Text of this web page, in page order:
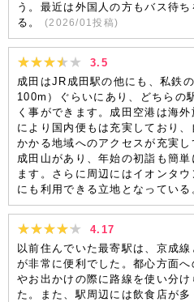
う。最近は外国人の方もバス待
る。
(2026/01投稿)
3.5
成田はJR成田駅の他にも、私鉄
100m）ぐらいにあり、どちらの
く事ができます。成田空港は海
により国内便もは充実しており
かかる地域へのアクセスが充実
成田山があり、年始の初詣も簡
ます。さらに周辺にはイオンタ
にも利用できる立地となっている
4.17
以前住んでいた最寄駅は、京成
が非常に便利でした。都心方面
やお出かけの際に路線を使い分
た。また、駅周辺には飲食店が多